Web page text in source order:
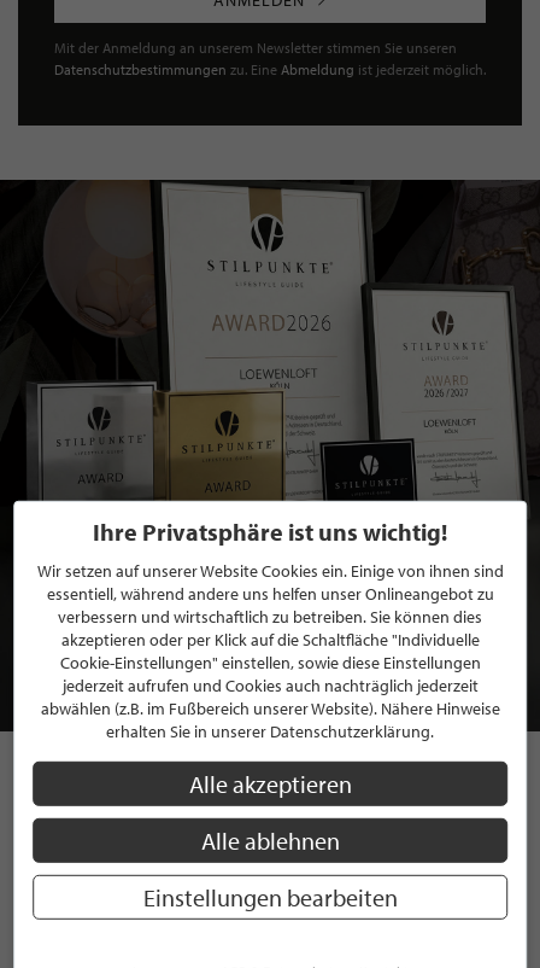
Mit der Anmeldung an unserem Newsletter stimmen Sie unseren
Datenschutzbestimmungen zu. Eine Abmeldung ist jederzeit möglich.
BEWERBEN SIE SICH FÜR EINE GRATIS
MITGLIEDSCHAFT BEI STILPUNKTE®
JETZT GRATIS BEWERBEN
STILPUNKTE AUF
INSTAGRAM
Ihre Privatsphäre ist uns wichtig!
Wir setzen auf unserer Website Cookies ein. Einige von ihnen sind
essentiell, während andere uns helfen unser Onlineangebot zu
verbessern und wirtschaftlich zu betreiben. Sie können dies
akzeptieren oder per Klick auf die Schaltfläche "Individuelle
Cookie-Einstellungen" einstellen, sowie diese Einstellungen
jederzeit aufrufen und Cookies auch nachträglich jederzeit
abwählen (z.B. im Fußbereich unserer Website). Nähere Hinweise
erhalten Sie in unserer Datenschutzerklärung.
Alle akzeptieren
Alle ablehnen
Einstellungen bearbeiten